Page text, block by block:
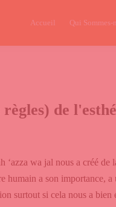
Accueil Qui Sommes-
de
wa jal nous a créé de
humain a son importance,
surtout si cela nous a bien